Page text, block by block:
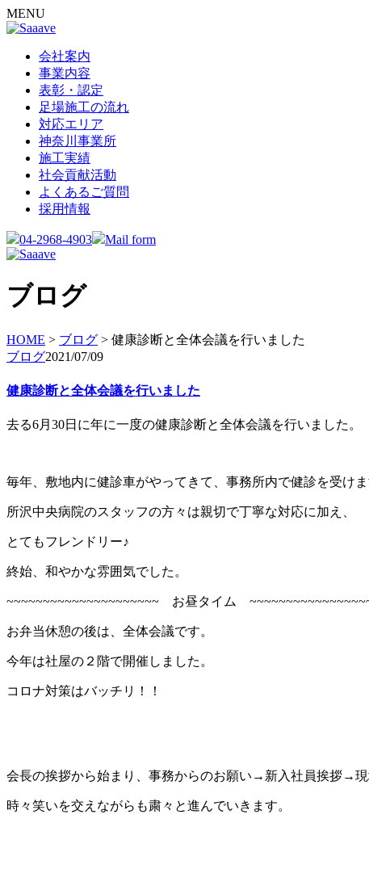
MENU
会社案内
事業内容
表彰・認定
足場施工の流れ
対応エリア
神奈川事業所
施工実績
社会貢献活動
よくあるご質問
採用情報
04-2968-4903 Mail form
ブログ
HOME > ブログ > 健康診断と全体会議を行いました
ブログ2021/07/09
健康診断と全体会議を行いました
去る6月30日に年に一度の健康診断と全体会議を行いました。
毎年、敷地内に健診車がやってきて、事務所内で健診を受けま
所沢中央病院のスタッフの方々は親切で丁寧な対応に加え、
とてもフレンドリー♪
終始、和やかな雰囲気でした。
~~~~~~~~~~~~~~~~~~~~~ お昼タイム
お弁当休憩の後は、全体会議です。
今年は社屋の２階で開催しました。
コロナ対策はバッチリ！！
会長の挨拶から始まり、事務からのお願い→新入社員挨拶→
時々笑いを交えながらも粛々と進んでいきます。